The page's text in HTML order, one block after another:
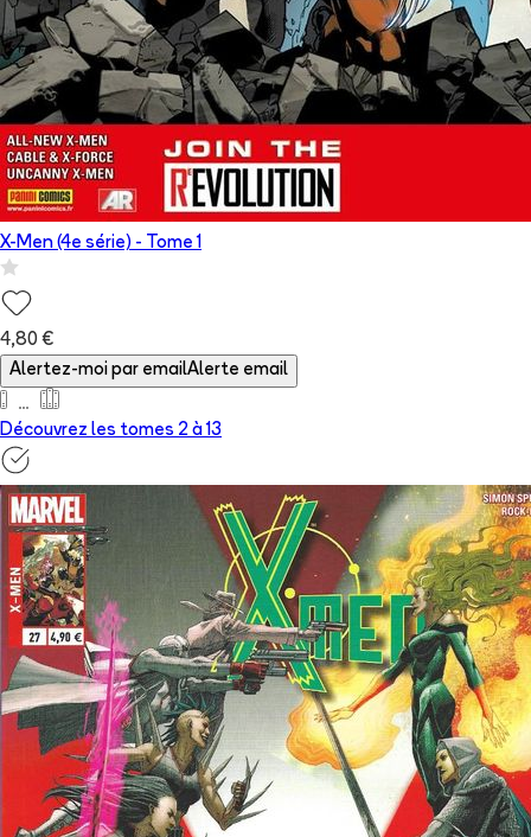
X-Men (4e série) - Tome 1
4,80 €
Alertez-moi par emailAlerte email
Découvrez les tomes 2 à 13